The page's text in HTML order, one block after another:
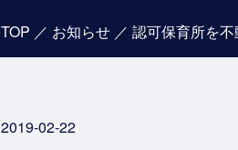
TOP ／ お知らせ／
2019-02-22